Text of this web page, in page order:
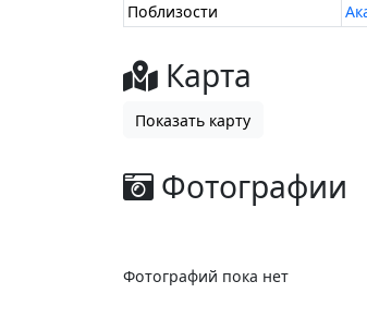
Поблизости
Карта
Показать карту
Фотографии
Фотографий пока нет